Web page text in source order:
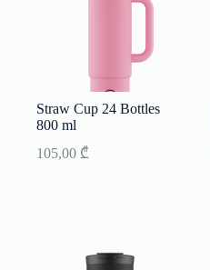
Straw Cup 24 Bottles
800 ml
105,00 ₾